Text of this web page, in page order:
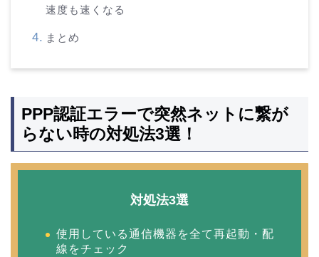
速度も速くなる
まとめ
PPP認証エラーで突然ネットに繋が
らない時の対処法3選！
対処法3選
使用している通信機器を全て再起動・配
線をチェック